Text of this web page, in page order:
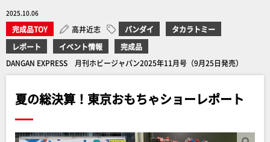
2025.10.06
完成品TOY 高井近志 バンダイ
タカラトミー
レポート
イベント情報
完成品
DANGAN EXPRESS 月刊ホビージャパン2025年11月号（9月25日発売）
夏の総決算！東京おもちゃショーレポート